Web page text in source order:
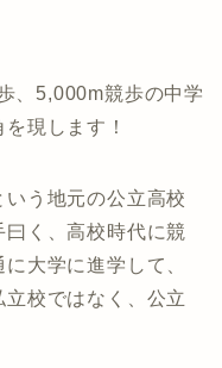
、5,000m競歩の中学
現します！
う地元の公立高校
く、高校時代に競
大学に進学して、
校ではなく、公立